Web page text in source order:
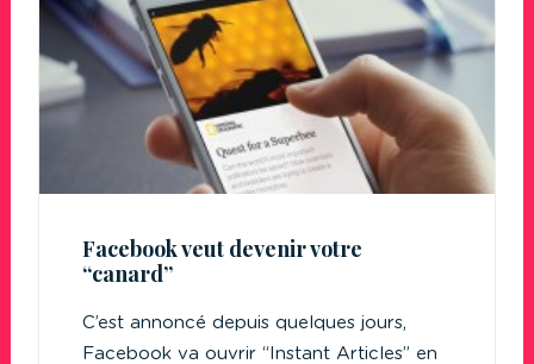
Facebook veut devenir votre
“canard”
C’est annoncé depuis quelques jours,
Facebook va ouvrir “Instant Articles” en